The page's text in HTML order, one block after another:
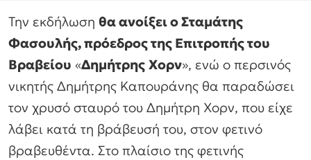
Την εκδήλωση θα ανοίξει ο Σταμάτης
Φασουλής, πρόεδρος της Επιτροπής του
Βραβείου «Δημήτρης Χορν», ενώ ο περσινός
νικητής Δημήτρης Καπουράνης θα παραδώσει
τον χρυσό σταυρό του Δημήτρη Χορν, που είχε
λάβει κατά τη βράβευσή του, στον φετινό
βραβευθέντα. Στο πλαίσιο της φετινής